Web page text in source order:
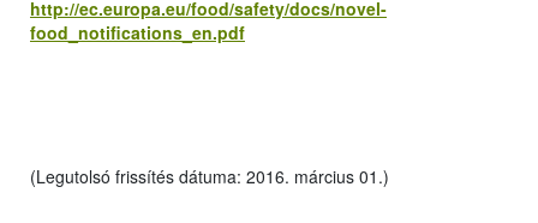
http://ec.europa.eu/food/safety/docs/novel-
food_notifications_en.pdf
(Legutolsó frissítés dátuma: 2016. március 01.)